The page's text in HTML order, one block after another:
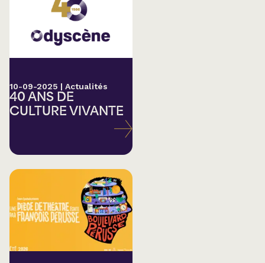
10-09-2025 | Actualités
40 ANS DE
CULTURE VIVANTE